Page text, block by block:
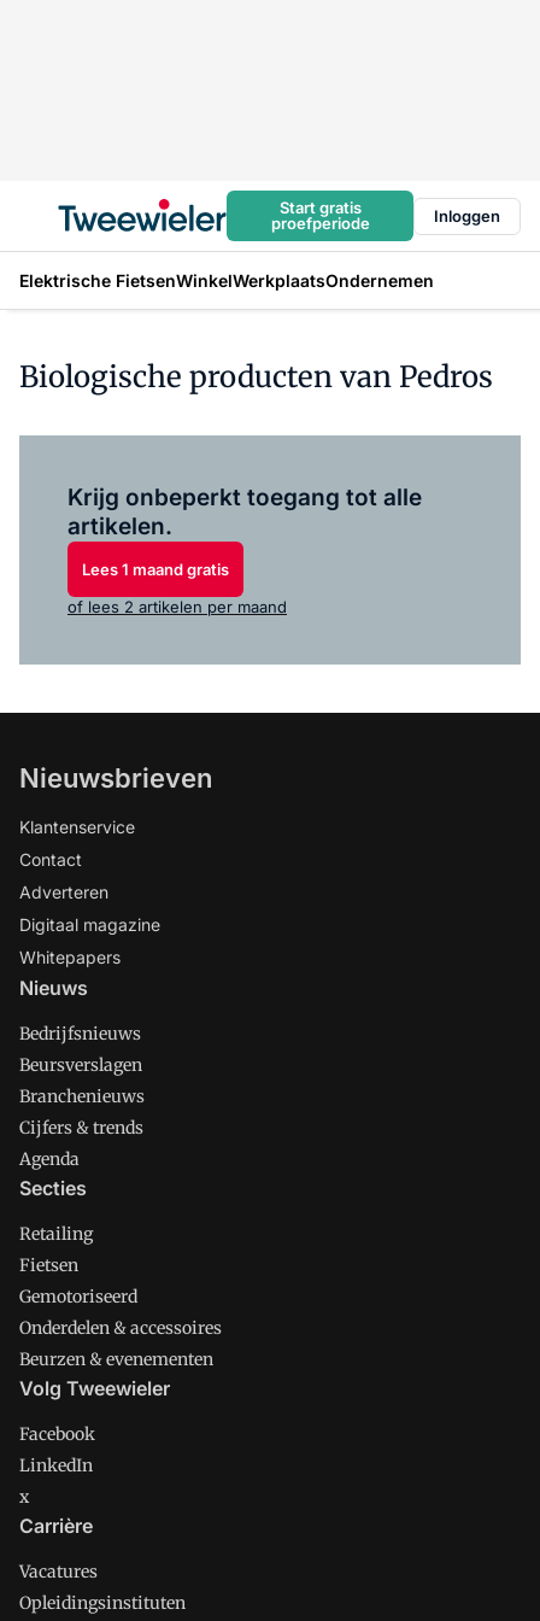
Start gratis
proefperiode
Inloggen
Elektrische FietsenWinkelWerkplaatsOndernemen
Biologische producten van Pedros
Krijg onbeperkt toegang tot alle
artikelen.
Lees 1 maand gratis
of lees 2 artikelen per maand
Nieuwsbrieven
Klantenservice
Contact
Adverteren
Digitaal magazine
Whitepapers
Nieuws
Bedrijfsnieuws
Beursverslagen
Branchenieuws
Cijfers & trends
Agenda
Secties
Retailing
Fietsen
Gemotoriseerd
Onderdelen & accessoires
Beurzen & evenementen
Volg Tweewieler
Facebook
LinkedIn
x
Carrière
Vacatures
Opleidingsinstituten